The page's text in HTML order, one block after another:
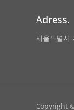
Adress.
서울특별시
Copyright